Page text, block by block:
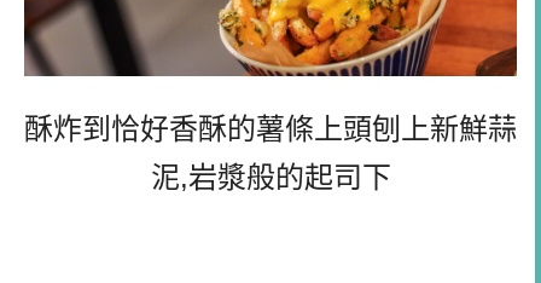
酥炸到恰好香酥的薯條上頭刨上新鮮蒜
泥,岩漿般的起司下